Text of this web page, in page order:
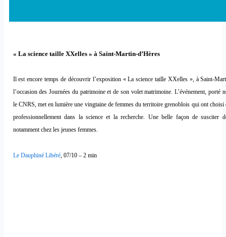
« La science taille XXelles » à Saint-Martin-d’Hères
Il est encore temps de découvrir l’exposition « La science taille XXelles », à Saint-
l’occasion des Journées du patrimoine et de son volet matrimoine. L’événement, porté
le CNRS, met en lumière une vingtaine de femmes du territoire grenoblois qui ont choisi
professionnellement dans la science et la recherche. Une belle façon de susciter
notamment chez les jeunes femmes.
Le Dauphiné Libéré, 07/10 – 2 min